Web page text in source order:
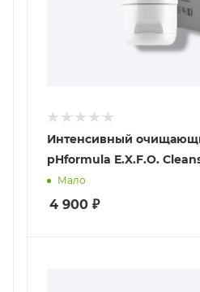
Интенсивный
pHformula E.X.F.O.
Мало
4 900 ₽